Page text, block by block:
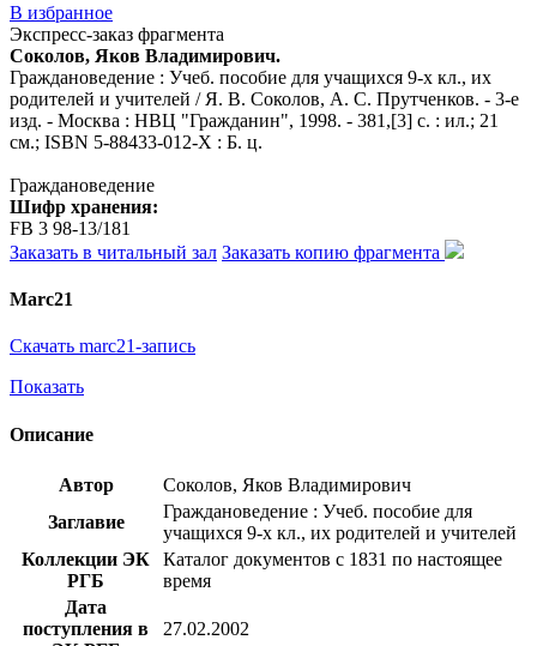
В избранное
Экспресс-заказ фрагмента
Соколов, Яков Владимирович.
Граждановедение : Учеб. пособие для учащихся 9-х кл., их
родителей и учителей / Я. В. Соколов, А. С. Прутченков. - 3-е
изд. - Москва : НВЦ "Гражданин", 1998. - 381,[3] с. : ил.; 21
см.; ISBN 5-88433-012-X : Б. ц.
Граждановедение
Шифр хранения:
FB 3 98-13/181
Заказать в читальный зал Заказать копию фрагмента
Marc21
Скачать marc21-запись
Показать
Описание
Автор
Соколов, Яков Владимирович
Заглавие
Граждановедение : Учеб. пособие для
учащихся 9-х кл., их родителей и учителей
Коллекции ЭК
РГБ
Каталог документов с 1831 по настоящее
время
Дата
поступления в
27.02.2002